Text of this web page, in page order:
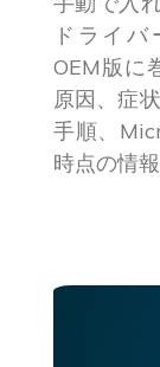
ドライ
OEM版に
原因、症
手順、
時点の情